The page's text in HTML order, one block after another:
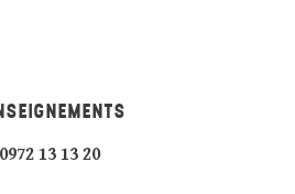
0972 13 13 20